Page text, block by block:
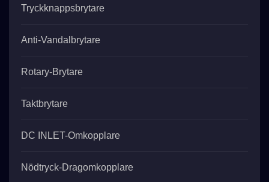
Tryckknappsbrytare
Anti-Vandalbrytare
Rotary-Brytare
Taktbrytare
DC INLET-Omkopplare
Nödtryck-Dragomkopplare